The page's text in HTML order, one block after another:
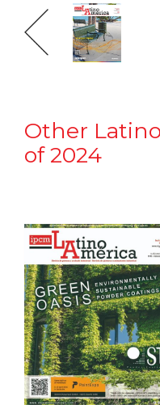
Other
of 2024